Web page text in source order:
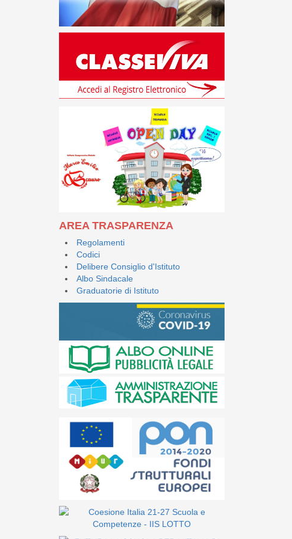
AREA TRASPARENZA
Regolamenti
Codici
Delibere Consiglio d'Istituto
Albo Sindacale
Graduatorie di Istituto